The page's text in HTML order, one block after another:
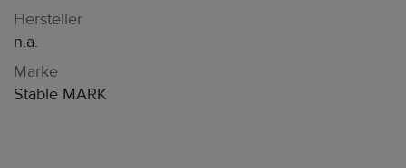
Hersteller
n.a.
Marke
Stable MARK